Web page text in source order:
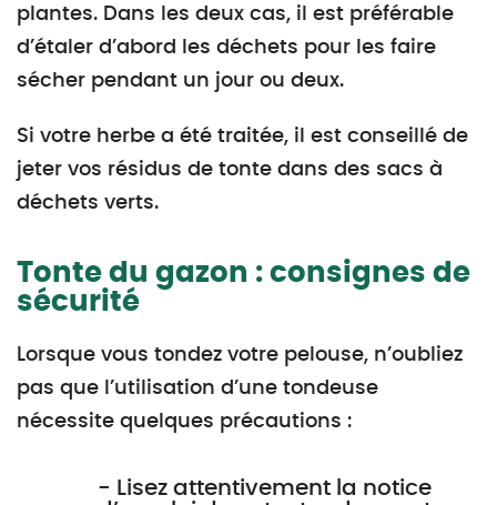
plantes. Dans les deux cas, il est préférable
d’étaler d’abord les déchets pour les faire
sécher pendant un jour ou deux.
Si votre herbe a été traitée, il est conseillé de
jeter vos résidus de tonte dans des sacs à
déchets verts.
Tonte du gazon : consignes de
sécurité
Lorsque vous tondez votre pelouse, n’oubliez
pas que l’utilisation d’une tondeuse
nécessite quelques précautions :
- Lisez attentivement la notice